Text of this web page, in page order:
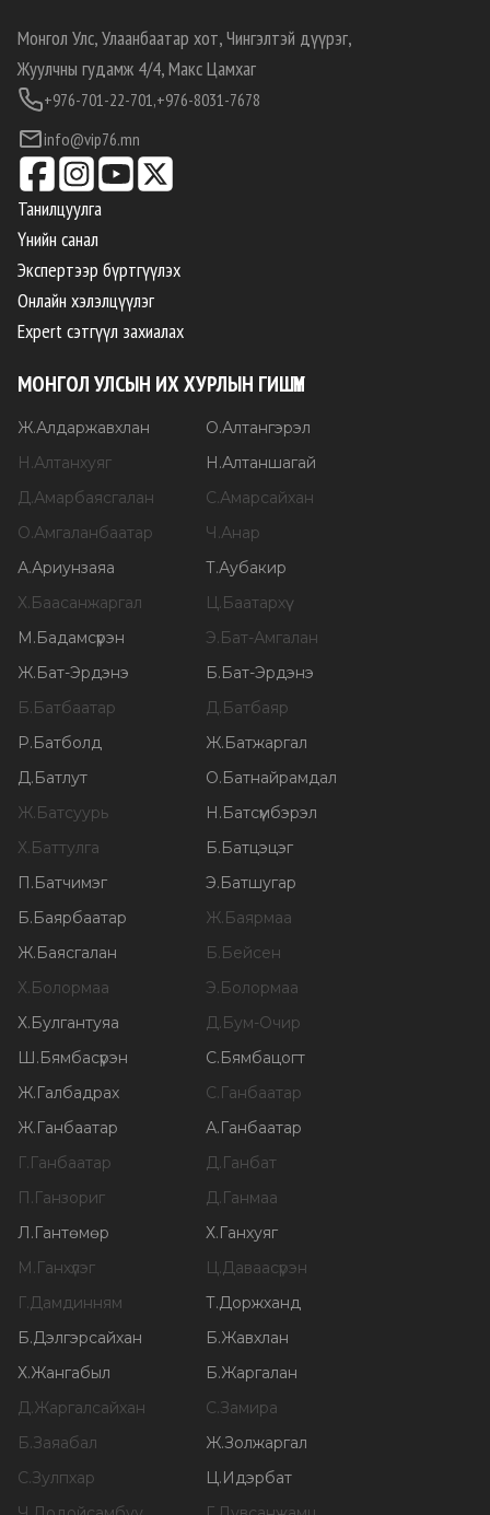
Монгол Улс, Улаанбаатар хот, Чингэлтэй дүүрэг,
Жуулчны гудамж 4/4, Макс Цамхаг
+976-701-22-701,+976-8031-7678
info@vip76.mn
Танилцуулга
Үнийн санал
Экспертээр бүртгүүлэх
Онлайн хэлэлцүүлэг
Expert сэтгүүл захиалах
МОНГОЛ УЛСЫН ИХ ХУРЛЫН ГИШҮҮН
Ж.Алдаржавхлан О.Алтангэрэл
Н.Алтанхуяг Н.Алтаншагай
Д.Амарбаясгалан С.Амарсайхан
О.Амгаланбаатар Ч.Анар
А.Ариунзаяа Т.Аубакир
Х.Баасанжаргал Ц.Баатархүү
М.Бадамсүрэн Э.Бат-Амгалан
Ж.Бат-Эрдэнэ Б.Бат-Эрдэнэ
Б.Батбаатар Д.Батбаяр
Р.Батболд Ж.Батжаргал
Д.Батлут О.Батнайрамдал
Ж.Батсуурь Н.Батсүмбэрэл
Х.Баттулга Б.Батцэцэг
П.Батчимэг Э.Батшугар
Б.Баярбаатар Ж.Баярмаа
Ж.Баясгалан Б.Бейсен
Х.Болормаа Э.Болормаа
Х.Булгантуяа Д.Бум-Очир
Ш.Бямбасүрэн С.Бямбацогт
Ж.Галбадрах С.Ганбаатар
Ж.Ганбаатар А.Ганбаатар
Г.Ганбаатар Д.Ганбат
П.Ганзориг Д.Ганмаа
Л.Гантөмөр Х.Ганхуяг
М.Ганхүлэг Ц.Даваасүрэн
Г.Дамдинням Т.Доржханд
Б.Дэлгэрсайхан Б.Жавхлан
Х.Жангабыл Б.Жаргалан
Д.Жаргалсайхан С.Замира
Б.Заяабал Ж.Золжаргал
С.Зулпхар Ц.Идэрбат